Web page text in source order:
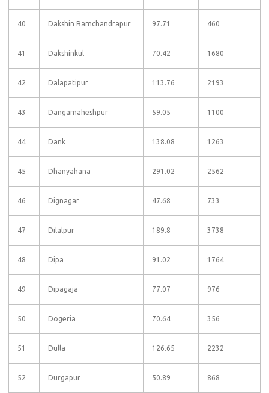
40 Dakshin Ramchandrapur 97.71 460
41 Dakshinkul 70.42 1680
42 Dalapatipur 113.76 2193
43 Dangamaheshpur 59.05 1100
44 Dank 138.08 1263
45 Dhanyahana 291.02 2562
46 Dignagar 47.68 733
47 Dilalpur 189.8 3738
48 Dipa 91.02 1764
49 Dipagaja 77.07 976
50 Dogeria 70.64 356
51 Dulla 126.65 2232
52 Durgapur 50.89 868